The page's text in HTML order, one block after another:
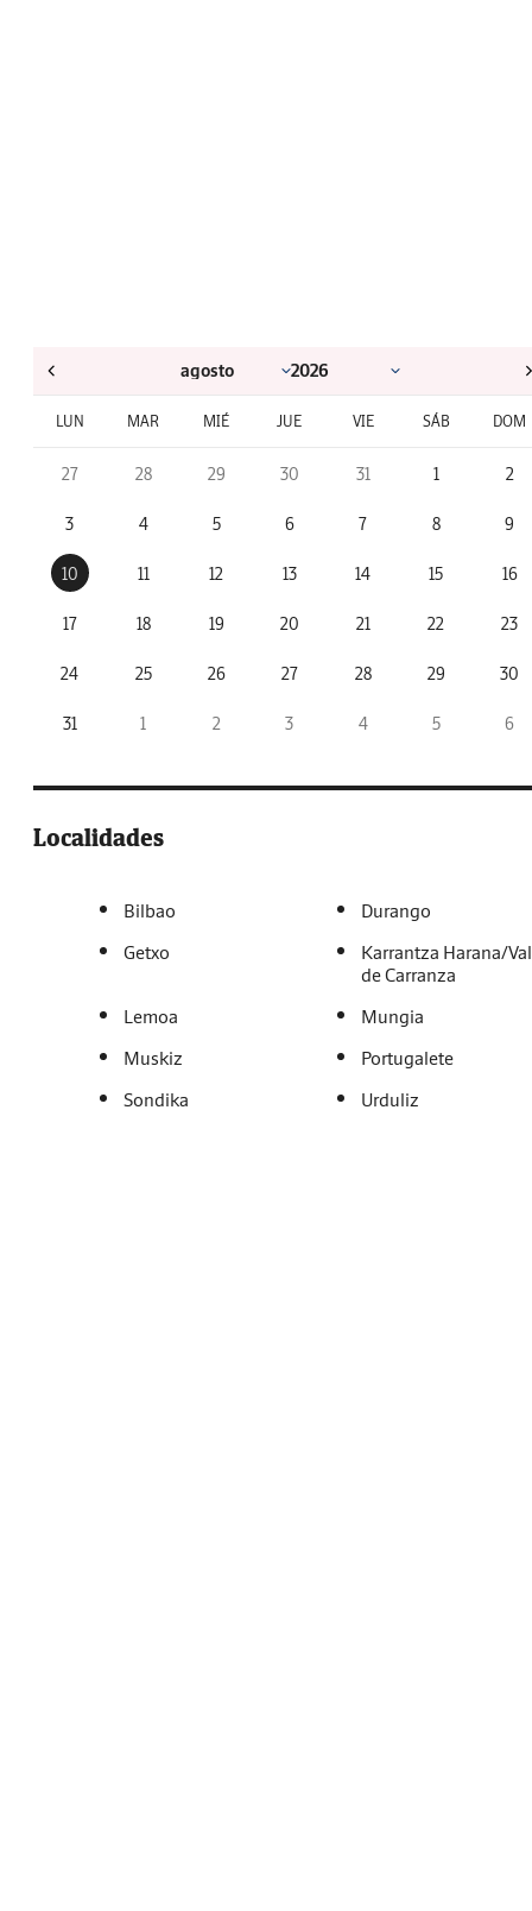
LUN MAR MIÉ JUE VIE SÁB DOM
27 28 29 30 31 1 2
3 4 5 6 7 8 9
10 11 12 13 14 15 16
17 18 19 20 21 22 23
24 25 26 27 28 29 30
31 1 2 3 4 5 6
Localidades
Bilbao
Durango
Getxo
Karrantza Harana/
de Carranza
Lemoa
Mungia
Muskiz
Portugalete
Sondika
Urduliz